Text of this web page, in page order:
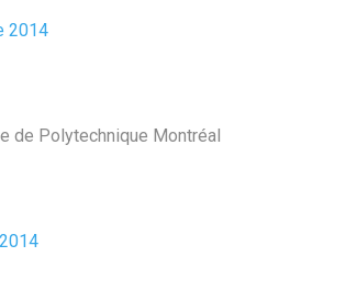
2014
de Polytechnique Montréal